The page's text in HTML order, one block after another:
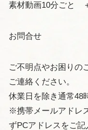
素材動画10分ごと
お問合せ
ご不明点やお困りの
ご連絡ください。
休業日を除き通常48
※携帯メールアドレ
ずPCアドレスをご記